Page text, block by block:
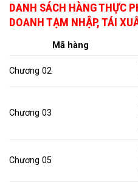
DANH SÁCH HÀNG THỰC
DOANH TẠM NHẬP, TÁI
Mã hàng
Chương 02
Chương 03
Chương 05